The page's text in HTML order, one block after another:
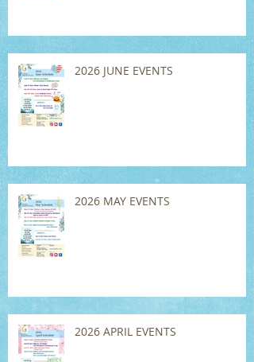
2026 JUNE EVENTS
2026 MAY EVENTS
2026 APRIL EVENTS